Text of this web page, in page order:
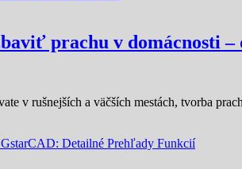
prachu v domácnosti –
v rušnejších a väčších mestách, tvorba